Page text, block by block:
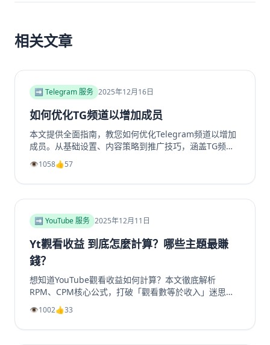
相关文章
➡️ Telegram 服务 2025年12月16日
如何优化TG频道以增加成员
本文提供全面指南，教您如何优化Telegram频道以增加
成员。从基础设置、内容策略到推广技巧，涵盖TG频道
定位、高质量帖子创建、内外推广方法及互动留存策略，
帮助提升频道影响力和成员增长。包括实用SEO建议和专
业工具推荐，如利用涨粉站Telegram增长服务提升频道
👁️1058👍57
➡️ YouTube 服务 2025年12月11日
Yt觀看收益 到底怎麼計算？哪些主題最賺
錢？
想知道YouTube觀看收益如何計算？本文徹底解析
RPM、CPM核心公式，打破「觀看數等於收入」迷思。
深入剖析2025年最具「錢」景的五大內容主題，如金融
投資、科技評測為何CPM最高。更提供超越廣告的多元
變現策略，從頻道會員到品牌合作一次掌握。無論是新手
👁️1002👍33